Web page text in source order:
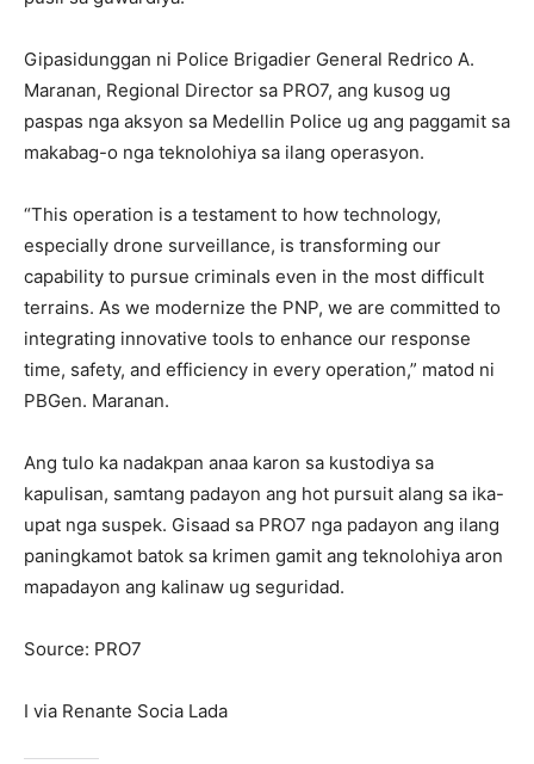
Gipasidunggan ni Police Brigadier General Redrico A.
Maranan, Regional Director sa PRO7, ang kusog ug
paspas nga aksyon sa Medellin Police ug ang paggamit sa
makabag-o nga teknolohiya sa ilang operasyon.
“This operation is a testament to how technology,
especially drone surveillance, is transforming our
capability to pursue criminals even in the most difficult
terrains. As we modernize the PNP, we are committed to
integrating innovative tools to enhance our response
time, safety, and efficiency in every operation,” matod ni
PBGen. Maranan.
Ang tulo ka nadakpan anaa karon sa kustodiya sa
kapulisan, samtang padayon ang hot pursuit alang sa ika-
upat nga suspek. Gisaad sa PRO7 nga padayon ang ilang
paningkamot batok sa krimen gamit ang teknolohiya aron
mapadayon ang kalinaw ug seguridad.
Source: PRO7
I via Renante Socia Lada